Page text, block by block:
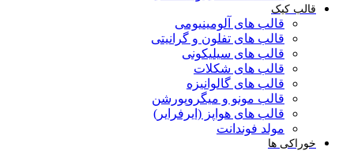
قالب کیک
قالب های آلومینیومی
قالب های تفلون و گرانیتی
قالب های سیلیکونی
قالب های شکلات
قالب های گالوانیزه
قالب مونو و میگروپورشن
قالب های هواپز (ایرفرایر)
مولد فوندانت
خوراکی ها